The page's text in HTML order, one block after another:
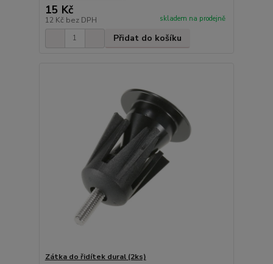
15 Kč
12 Kč bez DPH skladem na prodejně
Přidat do košíku
Zátka do řidítek dural (2ks)